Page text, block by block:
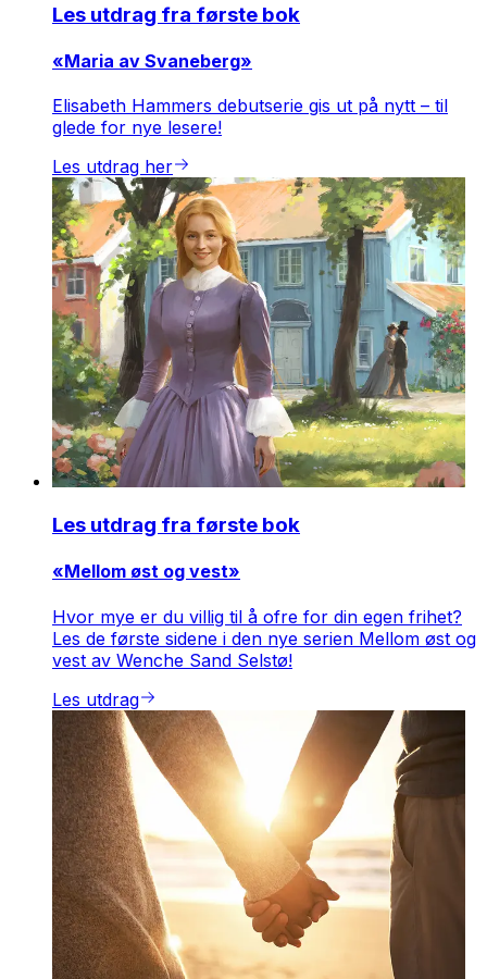
Les utdrag fra første bok
«Maria av Svaneberg»
Elisabeth Hammers debutserie gis ut på nytt – til
glede for nye lesere!
Les utdrag her
Les utdrag fra første bok
«Mellom øst og vest»
Hvor mye er du villig til å ofre for din egen frihet?
Les de første sidene i den nye serien Mellom øst og
vest av Wenche Sand Selstø!
Les utdrag